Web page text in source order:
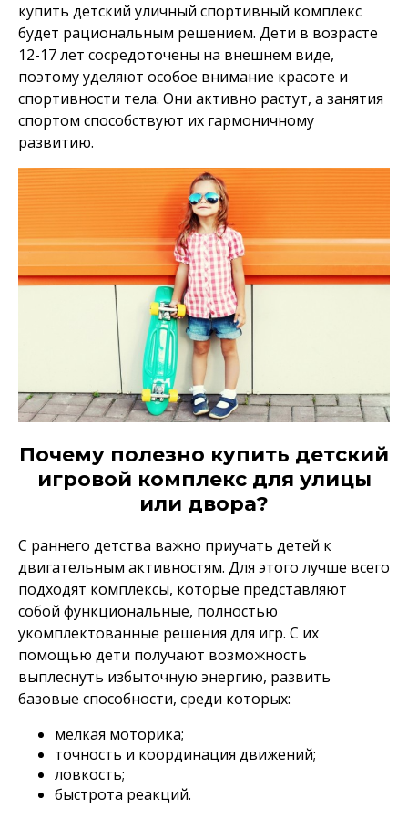
купить детский уличный спортивный комплекс
будет рациональным решением. Дети в возрасте
12-17 лет сосредоточены на внешнем виде,
поэтому уделяют особое внимание красоте и
спортивности тела. Они активно растут, а занятия
спортом способствуют их гармоничному
развитию.
Почему полезно купить детский
игровой комплекс для улицы
или двора?
С раннего детства важно приучать детей к
двигательным активностям. Для этого лучше всего
подходят комплексы, которые представляют
собой функциональные, полностью
укомплектованные решения для игр. С их
помощью дети получают возможность
выплеснуть избыточную энергию, развить
базовые способности, среди которых:
мелкая моторика;
точность и координация движений;
ловкость;
быстрота реакций.